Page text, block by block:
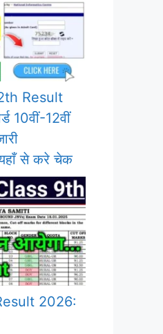
Result
10वीं-12वीं
से करे चेक
2026: